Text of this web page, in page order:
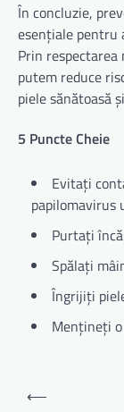
În concluzie,
esențiale pentru
Prin
putem reduce
piele sănătoasă
5 Puncte Cheie
Evitați
papilomavirus
Purtați
Spălați
Îngrijiți
Mențineți
Navigare
⟵